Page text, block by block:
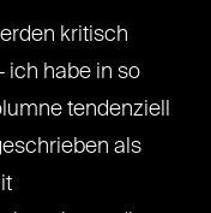
kritisch
ich habe in so
tendenziell
als